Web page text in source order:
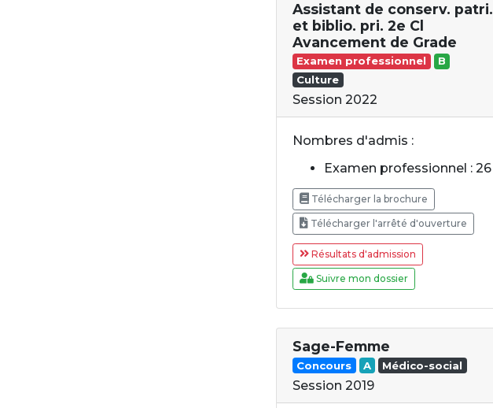
Assistant de conserv. patri.
et biblio. pri. 2e Cl
Avancement de Grade
Examen professionnel
B
Culture
Session 2022
Nombres d'admis :
Examen professionnel : 26
Télécharger la brochure
Télécharger l'arrêté d'ouverture
Résultats d'admission
Suivre mon dossier
Sage-Femme
Concours A Médico-social
Session 2019